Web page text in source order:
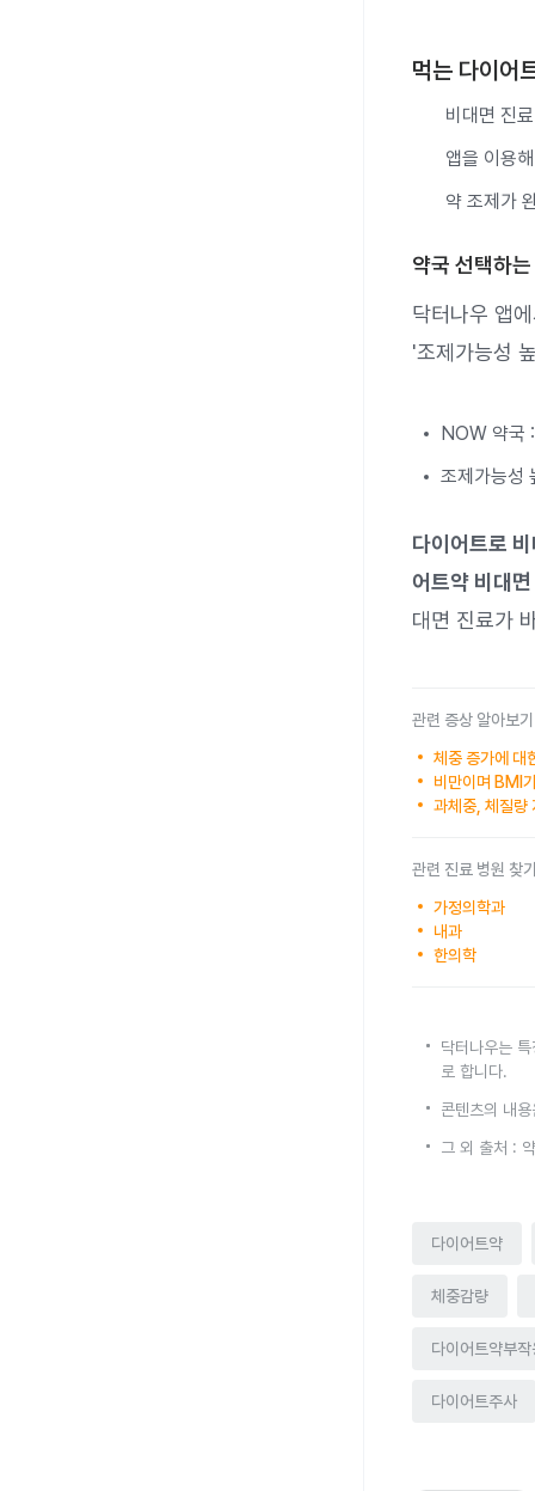
먹는 다이어
비대면 진
앱을 이용
약 조제가
약국 선택하
닥터나우 앱
'조제가능성
NOW 약국
조제가능성
다이어트로
어트약 비대
대면 진료가
관련 증상 알아보기
체중 증가에 대
비만이며 BMI
과체중, 체질
관련 진료 병원 찾
가정의학과
내과
한의학
닥터나우는
로 합니다.
콘텐츠의 내
그 외 출처 :
다이어트약
체중감량
다이어트약부작
다이어트주사